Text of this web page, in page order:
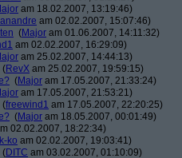
am 18.02.2007, 13:19:46)
am 02.02.2007, 15:07:46)
(Major am 01.06.2007, 14:11:32)
am 02.02.2007, 16:29:09)
am 25.02.2007, 14:44:13)
(RevX am 25.02.2007, 19:59:15)
(Major am 17.05.2007, 21:33:24)
am 17.05.2007, 21:53:21)
(freewind1 am 17.05.2007, 22:20:25)
(Major am 18.05.2007, 00:01:49)
02.02.2007, 18:22:34)
ko am 02.02.2007, 19:03:41)
(DITC am 03.02.2007, 01:10:09)